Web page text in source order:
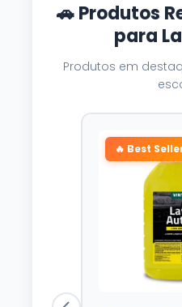
🚗 Produtos
para
Produtos em
🔥 Best